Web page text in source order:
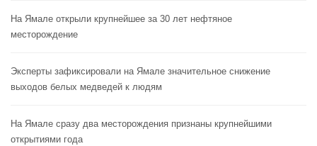
На Ямале открыли крупнейшее за 30 лет нефтяное
месторождение
Эксперты зафиксировали на Ямале значительное снижение
выходов белых медведей к людям
На Ямале сразу два месторождения признаны крупнейшими
открытиями года